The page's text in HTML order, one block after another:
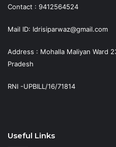
Contact : 9412564524
Mail ID: Idrisiparwaz@gmail.com
Address : Mohalla Maliyan Ward
Pradesh
RNI -UPBILL/16/71814
Useful Links